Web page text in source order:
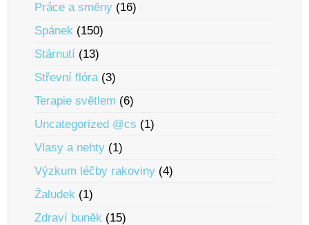
Práce a smĕny (16)
Spánek (150)
Stárnutí (13)
Střevní flóra(3)
Terapie svĕtlem (6)
Uncategorized @cs (1)
Vlasy a nehty (1)
Výzkum léčby rakoviny (4)
Žaludek (1)
Zdraví bunĕk (15)